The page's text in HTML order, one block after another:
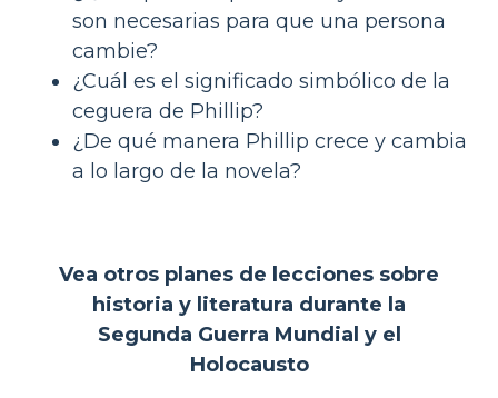
son necesarias para que una persona
cambie?
¿Cuál es el significado simbólico de la
ceguera de Phillip?
¿De qué manera Phillip crece y cambia
a lo largo de la novela?
Vea otros planes de lecciones sobre
historia y literatura durante la
Segunda Guerra Mundial y el
Holocausto